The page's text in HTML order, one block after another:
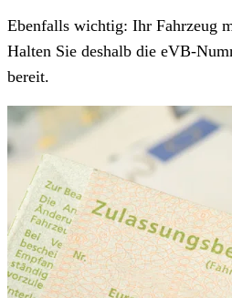
Ebenfalls wichtig: Ihr Fahrzeug
Halten Sie deshalb die eVB-
bereit.